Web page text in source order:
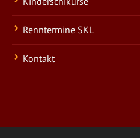
Renntermine SKL
Kontakt